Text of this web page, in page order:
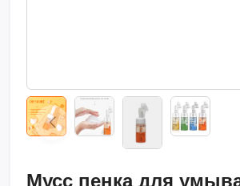
Мусс пенка для